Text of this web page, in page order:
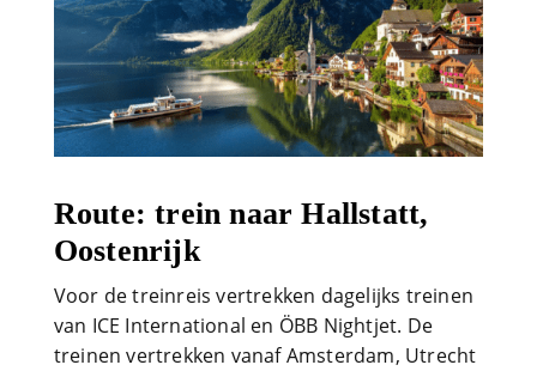
Route: trein naar Hallstatt,
Oostenrijk
Voor de treinreis vertrekken dagelijks treinen
van ICE International en ÖBB Nightjet. De
treinen vertrekken vanaf Amsterdam, Utrecht